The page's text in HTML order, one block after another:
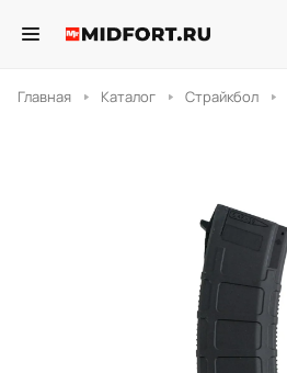
Главная Каталог Страйкбол